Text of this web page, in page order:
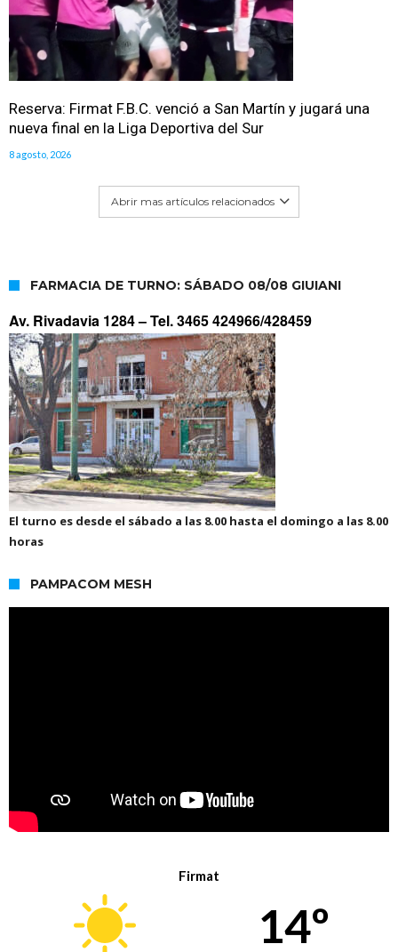
Reserva: Firmat F.B.C. venció a San Martín y jugará una
nueva final en la Liga Deportiva del Sur
8 agosto, 2026
Abrir mas artículos relacionados
FARMACIA DE TURNO: SÁBADO 08/08 GIUIANI
Av. Rivadavia 1284 –Tel. 3465 424966/428459
El turno es desde el sábado a las 8.00 hasta el domingo a las 8.00
horas
PAMPACOM MESH
Firmat
14º